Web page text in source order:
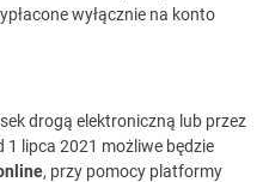
wyłącznie na konto
drogą elektroniczną lub przez
lipca 2021 możliwe będzie
, przy pomocy platformy